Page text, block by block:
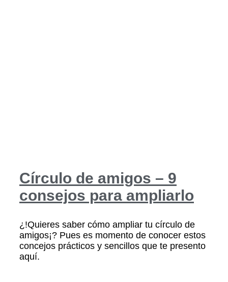
Círculo de amigos – 9
consejos para ampliarlo
¿!Quieres saber cómo ampliar tu círculo de
amigos¡? Pues es momento de conocer estos
concejos prácticos y sencillos que te presento
aquí.